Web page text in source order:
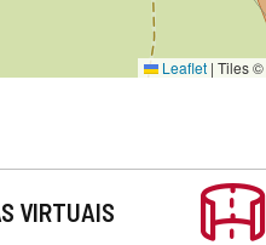
Leaflet | Tiles ©
VIRTUAIS